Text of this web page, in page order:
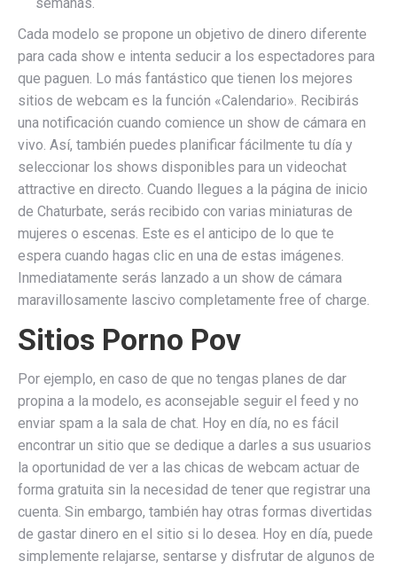
Cada modelo se propone un objetivo de dinero diferente
para cada show e intenta seducir a los espectadores para
que paguen. Lo más fantástico que tienen los mejores
sitios de webcam es la función «Calendario». Recibirás
una notificación cuando comience un show de cámara en
vivo. Así, también puedes planificar fácilmente tu día y
seleccionar los shows disponibles para un videochat
attractive en directo. Cuando llegues a la página de inicio
de Chaturbate, serás recibido con varias miniaturas de
mujeres o escenas. Este es el anticipo de lo que te
espera cuando hagas clic en una de estas imágenes.
Inmediatamente serás lanzado a un show de cámara
maravillosamente lascivo completamente free of charge.
Sitios Porno Pov
Por ejemplo, en caso de que no tengas planes de dar
propina a la modelo, es aconsejable seguir el feed y no
enviar spam a la sala de chat. Hoy en día, no es fácil
encontrar un sitio que se dedique a darles a sus usuarios
la oportunidad de ver a las chicas de webcam actuar de
forma gratuita sin la necesidad de tener que registrar una
cuenta. Sin embargo, también hay otras formas divertidas
de gastar dinero en el sitio si lo desea. Hoy en día, puede
simplemente relajarse, sentarse y disfrutar de algunos de